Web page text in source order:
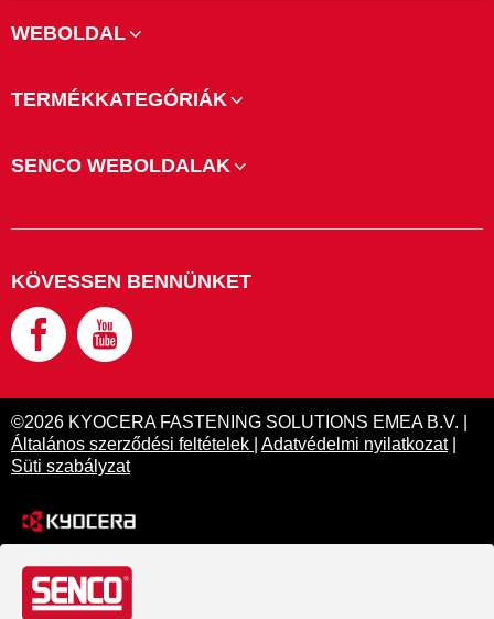
WEBOLDAL
TERMÉKKATEGÓRIÁK
SENCO WEBOLDALAK
KÖVESSEN BENNÜNKET
©2026 KYOCERA FASTENING SOLUTIONS EMEA B.V. |
Általános szerződési feltételek
Adatvédelmi nyilatkozat|
Süti szabályzat